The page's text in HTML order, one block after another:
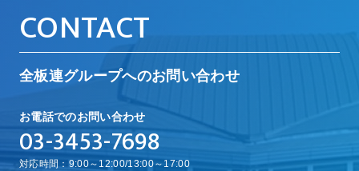
CONTACT
全板連グループへのお問い合わせ
お電話でのお問い合わせ
03-3453-7698
対応時間：9:00～12:00/13:00～17:00